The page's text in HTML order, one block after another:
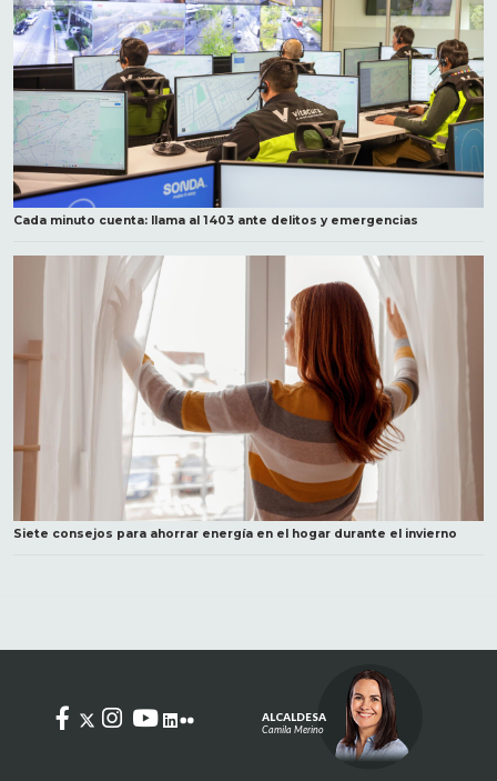
Cada minuto cuenta: llama al 1403 ante delitos y emergencias
Siete consejos para ahorrar energía en el hogar durante el invierno
ALCALDESA
Camila Merino